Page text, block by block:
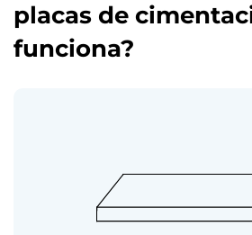
placas de
funciona?